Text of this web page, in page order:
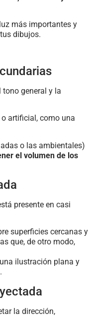
más importantes y
dibujos.
tono general y la
artificial, como una
o las ambientales)
el volumen de los
presente en casi
superficies cercanas y
que, de otro modo,
ilustración plana y
.
la dirección,